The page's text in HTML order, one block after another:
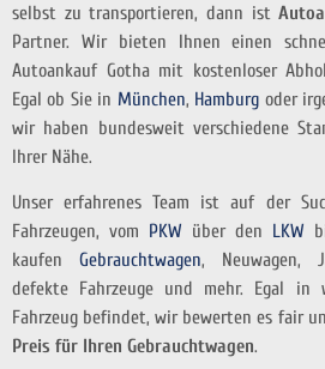
selbst zu transportieren, dann ist
Partner. Wir bieten Ihnen einen
Autoankauf Gotha mit kostenloser
Egal ob Sie in München, Hamburg oder
wir haben bundesweit verschiedene
Ihrer Nähe.
Unser erfahrenes Team ist auf der
Fahrzeugen, vom PKW über den LKW
kaufen Gebrauchtwagen, Neuwagen,
defekte Fahrzeuge und mehr. Egal in
Fahrzeug befindet, wir bewerten es fair
Preis für Ihren Gebrauchtwagen.